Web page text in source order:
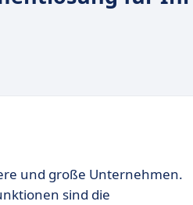
und große Unternehmen.
sind die